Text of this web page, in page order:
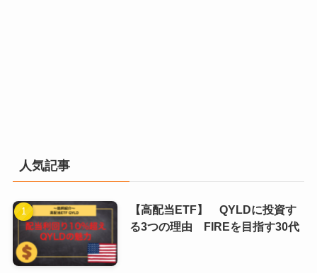
人気記事
【高配当ETF】 QYLDに投資す
る3つの理由 FIREを目指す30代